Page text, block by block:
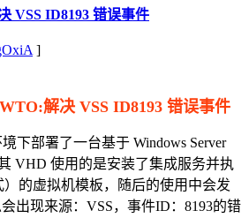
VSS ID8193 错误事件
]
解决 VSS ID8193 错误事件
部署了一台基于 Windows Server
VHD 使用的是安装了集成服务并执
）的虚拟机模板，随后的使用中会发
出现来源：VSS，事件ID：8193的错